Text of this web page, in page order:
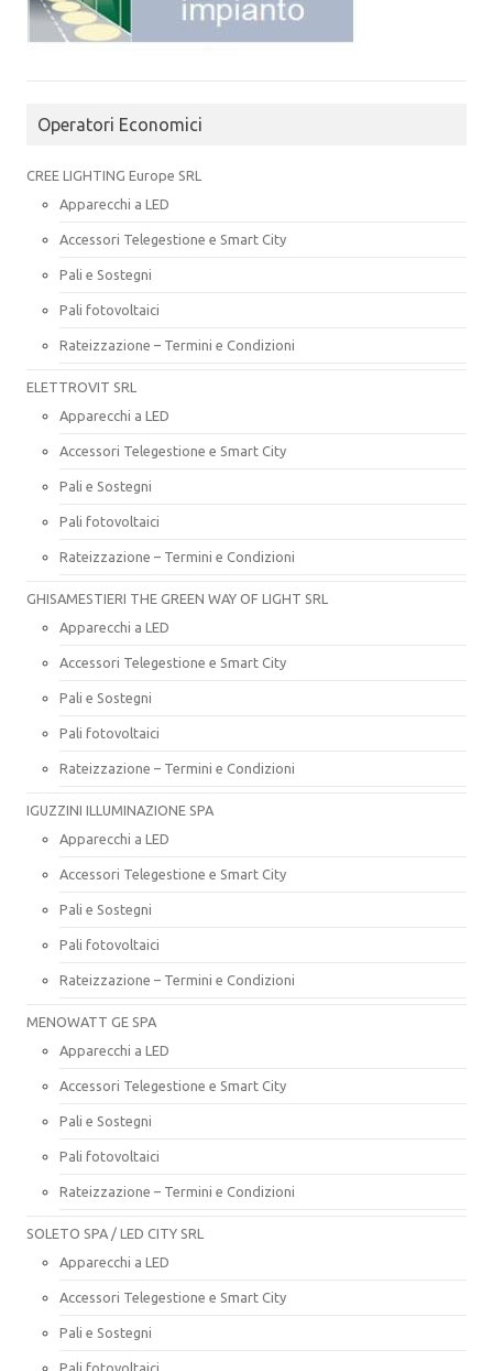
Operatori Economici
CREE LIGHTING Europe SRL
Apparecchi a LED
Accessori Telegestione e Smart City
Pali e Sostegni
Pali fotovoltaici
Rateizzazione – Termini e Condizioni
ELETTROVIT SRL
Apparecchi a LED
Accessori Telegestione e Smart City
Pali e Sostegni
Pali fotovoltaici
Rateizzazione – Termini e Condizioni
GHISAMESTIERI THE GREEN WAY OF LIGHT SRL
Apparecchi a LED
Accessori Telegestione e Smart City
Pali e Sostegni
Pali fotovoltaici
Rateizzazione – Termini e Condizioni
IGUZZINI ILLUMINAZIONE SPA
Apparecchi a LED
Accessori Telegestione e Smart City
Pali e Sostegni
Pali fotovoltaici
Rateizzazione – Termini e Condizioni
MENOWATT GE SPA
Apparecchi a LED
Accessori Telegestione e Smart City
Pali e Sostegni
Pali fotovoltaici
Rateizzazione – Termini e Condizioni
SOLETO SPA / LED CITY SRL
Apparecchi a LED
Accessori Telegestione e Smart City
Pali e Sostegni
Pali fotovoltaici